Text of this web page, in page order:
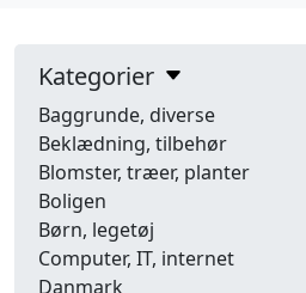
Kategorier
Baggrunde, diverse
Beklædning, tilbehør
Blomster, træer, planter
Boligen
Børn, legetøj
Computer, IT, internet
Danmark